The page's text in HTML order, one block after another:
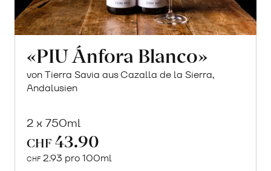
«PIU Ánfora Blanco»
von Tierra Savia aus Cazalla de la Sierra,
Andalusien
2 x 750ml
CHF 43.90
CHF 2.93 pro 100ml